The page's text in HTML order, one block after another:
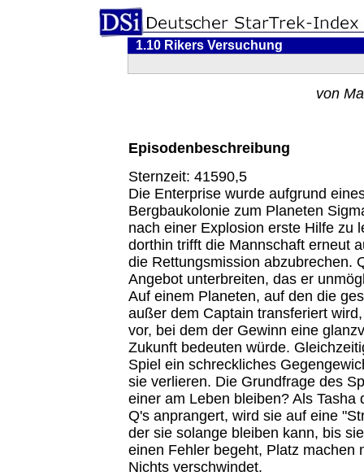
1.10 Rikers Versuchung
von
Episodenbeschreibung
Sternzeit: 41590,5
Die Enterprise wurde aufgrund
Bergbaukolonie zum Planeten
nach einer Explosion erste Hilfe zu
dorthin trifft die Mannschaft erneut
die Rettungsmission abzubrechen.
Angebot unterbreiten, das er
Auf einem Planeten, auf den die
außer dem Captain transferiert
vor, bei dem der Gewinn eine
Zukunft bedeuten würde.
Spiel ein schreckliches
sie verlieren. Die Grundfrage des
einer am Leben bleiben? Als Tasha
Q's anprangert, wird sie auf eine
der sie solange bleiben kann, bis
einen Fehler begeht, Platz machen
Nichts verschwindet.